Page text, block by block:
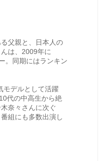
父親と、日本人の
は、2009年に
。同期にはランキン
モデルとして活躍
代の中高生から絶
奈々さんに次ぐ
組にも多数出演し